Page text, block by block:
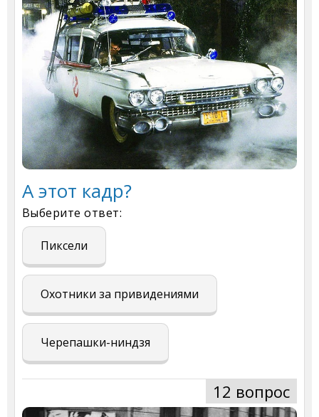
А этот кадр?
Выберите ответ:
Пиксели
Охотники за привидениями
Черепашки-ниндзя
12 вопрос